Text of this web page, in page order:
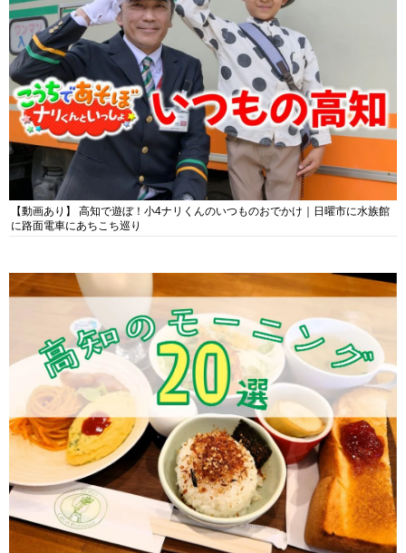
【動画あり】 高知で遊ぼ！小4ナリくんのいつものおでかけ｜日曜市に水族館
に路面電車にあちこち巡り